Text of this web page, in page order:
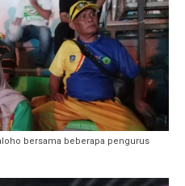
bersama beberapa pengurus